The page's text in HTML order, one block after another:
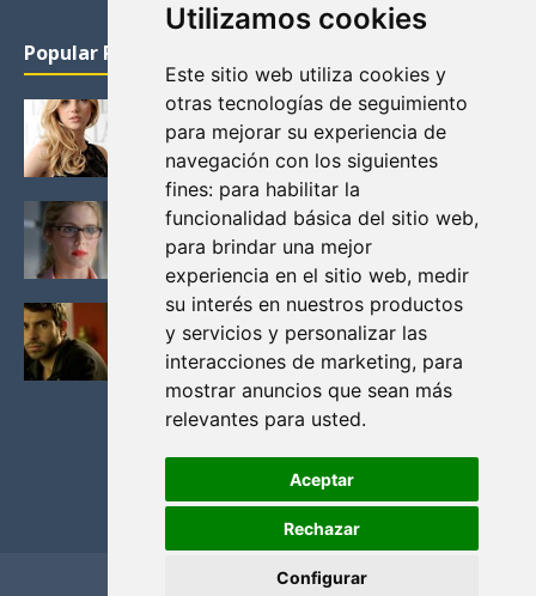
Utilizamos cookies
Este sitio web utiliza cookies y
otras tecnologías de seguimiento
para mejorar su experiencia de
navegación con los siguientes
fines: para habilitar la
funcionalidad básica del sitio web,
para brindar una mejor
experiencia en el sitio web, medir
su interés en nuestros productos
y servicios y personalizar las
interacciones de marketing, para
mostrar anuncios que sean más
relevantes para usted.
Aceptar
Rechazar
Configurar
Popular Posts
KATHERYN WINNICK: LA ACTRIZ MAS GUAPA DE
VIKINGOS
Junio 14, 2013
FELICITY (EMILY BETT RICKARDS), LAS FOTOS
MAS BONITAS DE LA ALIADA DE ARROW
Noviembre 30, 2013
BLACK MIRROR: TODA TU HISTORIA. EPISODIO 3.
LA CRITICA
Mayo 17, 2012
Privacidad y cookies Contacto